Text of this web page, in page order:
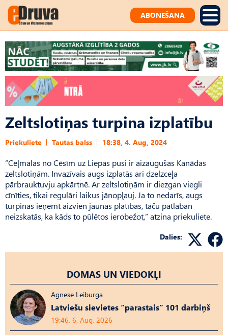
ABONĒŠANA
Zeltslotiņas turpina izplatību
Priekuliete Tautas balss 18:38, 4. Aug, 2024
“Ceļmalas no Cēsīm uz Liepas pusi ir aizaugušas Kanādas
zeltslotiņām. Invazīvais augs izplatās arī dzelzceļa
pārbrauktuvju apkārtnē. Ar zeltslotiņām ir diezgan viegli
cīnīties, tikai regulāri laikus jānopļauj. Ja to nedarīs, augs
turpinās ieņemt aizvien jaunas platības, taču patlaban
neizskatās, ka kāds to pūlētos ierobežot,” atzina priekuliete.
Dalies:
DOMAS UN VIEDOKĻI
Agnese Leiburga
Latviešu sievietes “parastais” 101 darbiņš
19:46, 6. Aug, 2026